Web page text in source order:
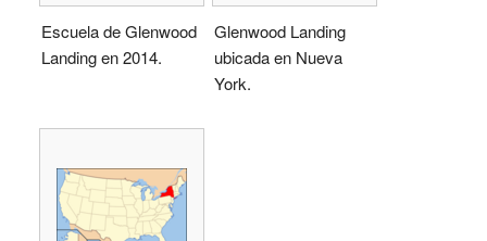
Escuela de Glenwood
Landing en 2014.
Glenwood Landing
ubicada en Nueva
York.